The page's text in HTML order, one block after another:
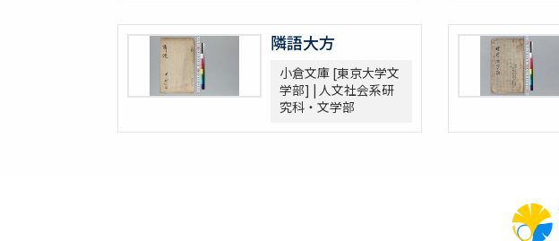
隣語大方
小倉文庫 [東京大学文
学部] | 人文社会系研
究科・文学部